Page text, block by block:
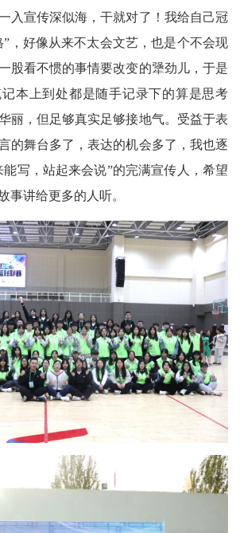
入宣传深似海，干就对了！我给自己冠
”，好像从来不太会文艺，也是个不会现
股看不惯的事情要改变的犟劲儿，于是
本上到处都是随手记录下的算是思考
丽，但足够真实足够接地气。受益于表
的舞台多了，表达的机会多了，我也逐
写，站起来会说”的完满宣传人，希望
事讲给更多的人听。